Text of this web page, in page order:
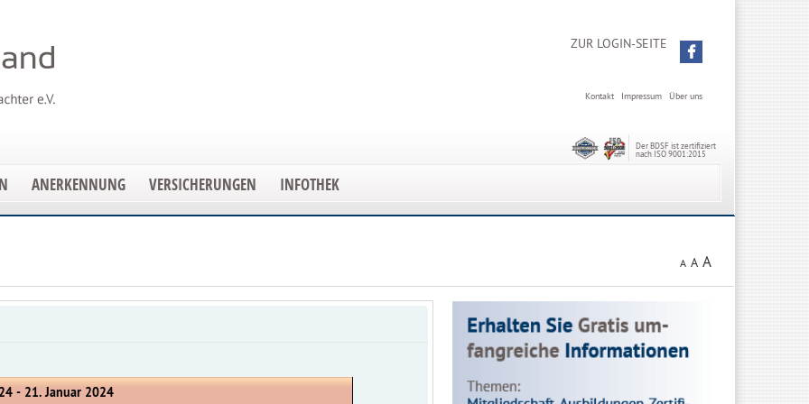
ZUR LOGIN-SEITE
Über uns
Impressum
Kontakt
Der BDSF ist zertifiziert
nach ISO 9001:2015
ANERKENNUNG VERSICHERUNGEN INFOTHEK
A A A
- 21. Januar 2024